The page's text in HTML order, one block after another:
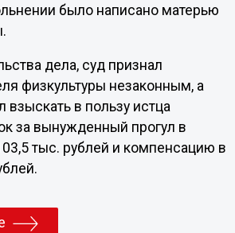
было написано матерью
дела, суд признал
физкультуры незаконным, а
взыскать в пользу истца
за вынужденный прогул в
тыс. рублей и компенсацию в